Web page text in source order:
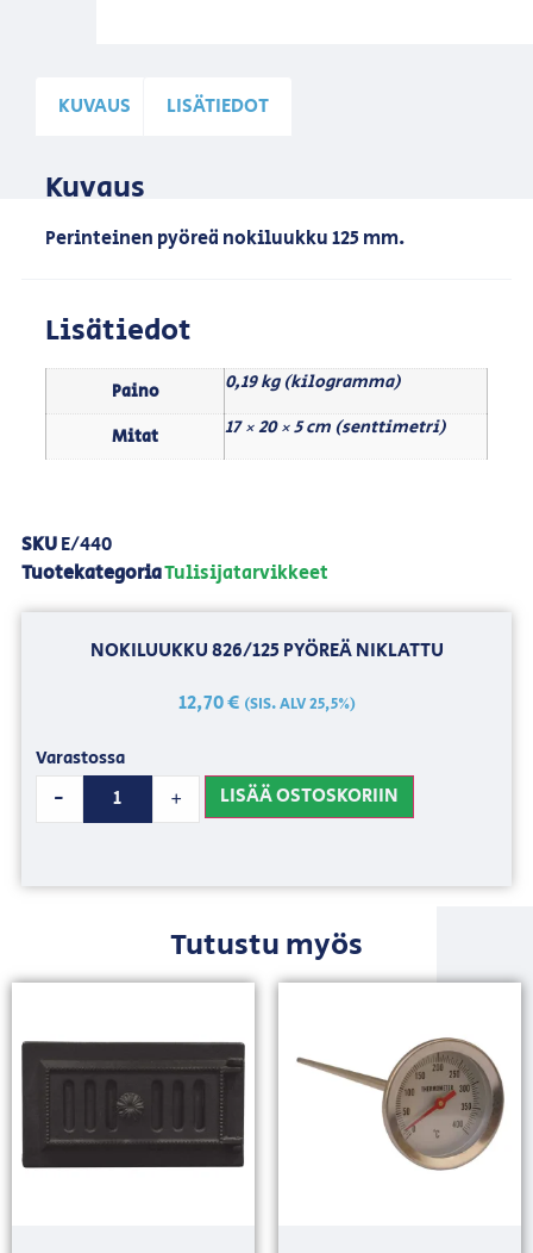
KUVAUS LISÄTIEDOT
Kuvaus
Perinteinen pyöreä nokiluukku 125 mm.
Lisätiedot
Paino 0,19 kg (kilogramma)
Mitat 17 × 20 × 5 cm (senttimetri)
SKUE/440
TuotekategoriaTulisijatarvikkeet
NOKILUUKKU 826/125 PYÖREÄ NIKLATTU
12,70€ (SIS. ALV 25,5%)
Varastossa
- + LISÄÄ OSTOSKORIIN
Tutustu myös